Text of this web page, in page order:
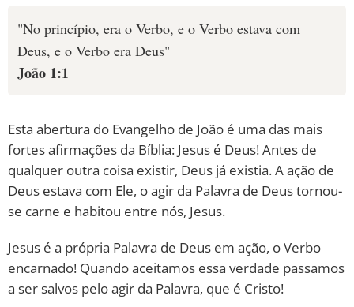
"No princípio, era o Verbo, e o Verbo estava com
Deus, e o Verbo era Deus"
João 1:1
Esta abertura do Evangelho de João é uma das mais
fortes afirmações da Bíblia: Jesus é Deus! Antes de
qualquer outra coisa existir, Deus já existia. A ação de
Deus estava com Ele, o agir da Palavra de Deus tornou-
se carne e habitou entre nós, Jesus.
Jesus é a própria Palavra de Deus em ação, o Verbo
encarnado! Quando aceitamos essa verdade passamos
a ser salvos pelo agir da Palavra, que é Cristo!